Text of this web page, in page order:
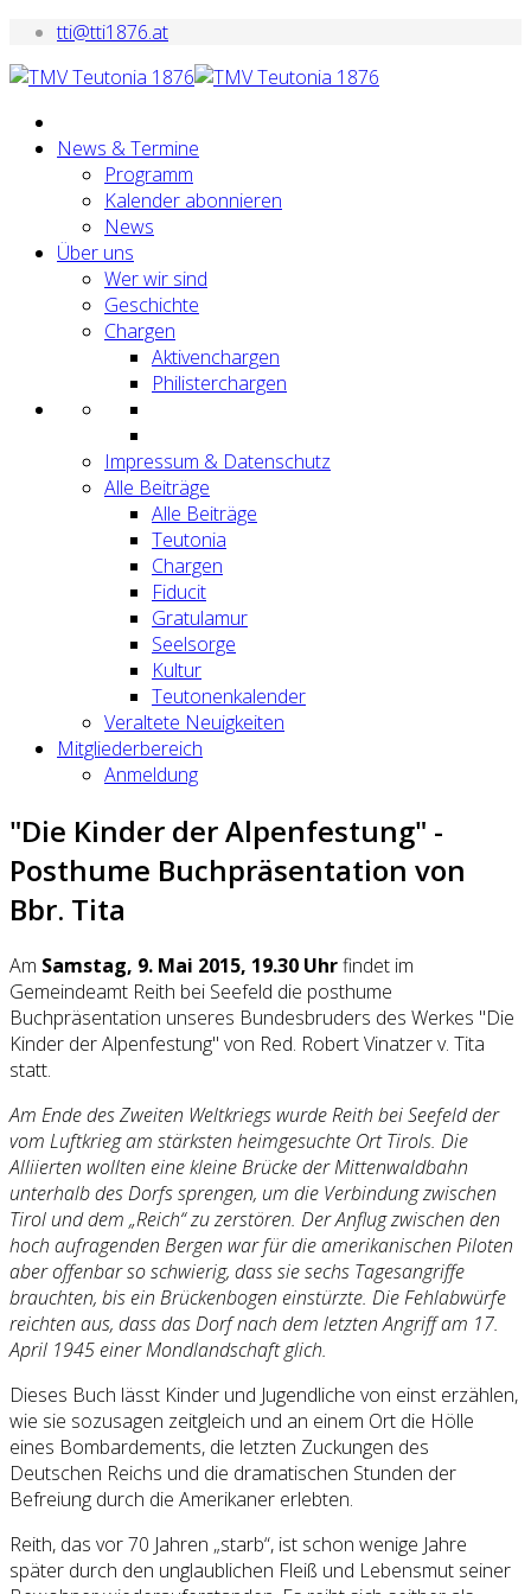
tti@tti1876.at
News & Termine
Programm
Kalender abonnieren
News
Über uns
Wer wir sind
Geschichte
Chargen
Aktivenchargen
Philisterchargen
Impressum & Datenschutz
Alle Beiträge
Alle Beiträge
Teutonia
Chargen
Fiducit
Gratulamur
Seelsorge
Kultur
Teutonenkalender
Veraltete Neuigkeiten
Mitgliederbereich
Anmeldung
"Die Kinder der Alpenfestung" -
Posthume Buchpräsentation von
Bbr. Tita
Am Samstag, 9. Mai 2015, 19.30 Uhrfindet im
Gemeindeamt Reith bei Seefeld die posthume
Buchpräsentation unseres Bundesbruders des Werkes "Die
Kinder der Alpenfestung" von Red. Robert Vinatzer v. Tita
statt.
Am Ende des Zweiten Weltkriegs wurde Reith bei Seefeld der
vom Luftkrieg am stärksten heimgesuchte Ort Tirols. Die
Alliierten wollten eine kleine Brücke der Mittenwaldbahn
unterhalb des Dorfs sprengen, um die Verbindung zwischen
Tirol und dem „Reich“ zu zerstören. Der Anflug zwischen den
hoch aufragenden Bergen war für die amerikanischen Piloten
aber offenbar so schwierig, dass sie sechs Tagesangriffe
brauchten, bis ein Brückenbogen einstürzte. Die Fehlabwürfe
reichten aus, dass das Dorf nach dem letzten Angriff am 17.
April 1945 einer Mondlandschaft glich.
Dieses Buch lässt Kinder und Jugendliche von einst erzählen,
wie sie sozusagen zeitgleich und an einem Ort die Hölle
eines Bombardements, die letzten Zuckungen des
Deutschen Reichs und die dramatischen Stunden der
Befreiung durch die Amerikaner erlebten.
Reith, das vor 70 Jahren „starb“, ist schon wenige Jahre
später durch den unglaublichen Fleiß und Lebensmut seiner